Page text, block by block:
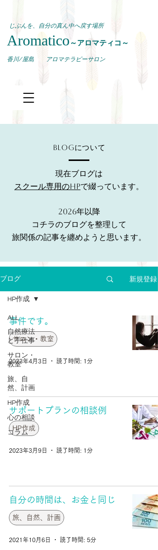
じぶんを、自分の真ん中へ戻す場所
Aromatico～アロマティコ～
​香川/屋島 アロマテラピーサロン
Blogについて
現在ブログは
スクール専用のHPで綴っています。
2026年以降
コチラのブログを整理して
旅関係の記事を纏めようと思います。
ブログ 新規登録
ALL
自然療法
と手仕事
サロン・
教室
旅、自
然、計画
HP作成
心の相談
コラム
HP作成
事件です。
サロン・教室
2023年4月3日 読了時間: 1分
サポートプランの相談例
HP作成
2023年3月9日 読了時間: 1分
自分の時間は、お金と同じ
旅、自然、計画
2021年10月6日 読了時間: 5分